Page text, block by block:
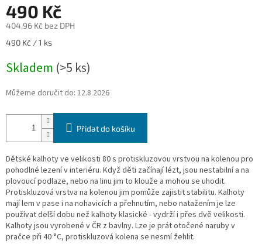
490 Kč
404,96 Kč bez DPH
Měrná
490 Kč / 1 ks
Skladem (>5 ks)
Můžeme doručit do: 12.8.2026
Přidat do košíku
Dětské kalhoty ve velikosti 80 s protiskluzovou vrstvou na kolenou pro
pohodlné lezení v interiéru. Když děti začínají lézt, jsou nestabilní a na
plovoucí podlaze, nebo na linu jim to klouže a mohou se uhodit.
Protiskluzová vrstva na kolenou jim pomůže zajistit stabilitu. Kalhoty
mají lem v pase i na nohavicích a přehnutím, nebo natažením je lze
používat delší dobu než kalhoty klasické - vydrží i přes dvě velikosti.
Kalhoty jsou vyrobené v ČR z bavlny. Lze je prát otočené naruby v
pračce při 40 °C, protiskluzová kolena se nesmí žehlit.